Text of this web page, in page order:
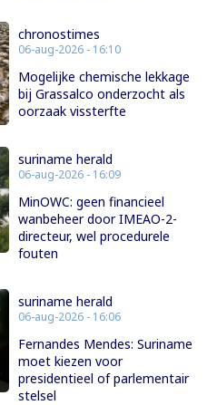
chronostimes
06-aug-2026 - 16:10
Mogelijke chemische lekkage
bij Grassalco onderzocht als
oorzaak vissterfte
suriname herald
06-aug-2026 - 16:09
MinOWC: geen financieel
wanbeheer door IMEAO-2-
directeur, wel procedurele
fouten
suriname herald
06-aug-2026 - 16:06
Fernandes Mendes: Suriname
moet kiezen voor
presidentieel of parlementair
stelsel